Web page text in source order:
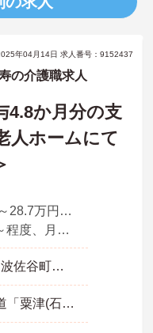
年04月14日 求人番号：9152437
の介護職求人
4.8か月分の支
人ホームにて
月収 19.5万円～28.7万円程度、基本給＋諸手当
年収 307万円～程度、月収×12ヶ月＋賞与4.8か月想定
石川県 小松市 波佐谷町東６４番地
IRいしかわ鉄道「粟津(石川)駅」バス・車20分